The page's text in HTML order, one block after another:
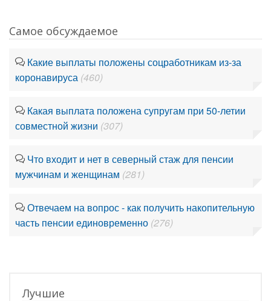
Самое обсуждаемое
Какие выплаты положены соцработникам из-за
коронавируса (460)
Какая выплата положена супругам при 50-летии
совместной жизни (307)
Что входит и нет в северный стаж для пенсии
мужчинам и женщинам (281)
Отвечаем на вопрос - как получить накопительную
часть пенсии единовременно (276)
Лучшие